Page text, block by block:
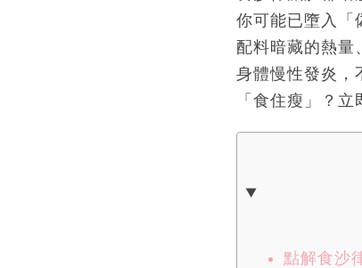
你可能已墮入「
配料暗藏的熱量
身體慢性發炎，
「食住瘦」？立
點解食沙